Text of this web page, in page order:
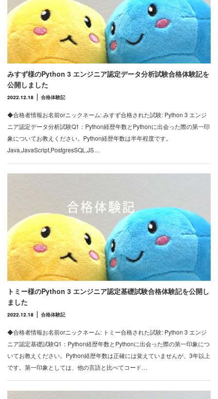
みすず様のPython 3 エンジニア認定データ分析試験合格体験記を
公開しました
2022.12.18 合格体験記
◆合格者情報お名前orニックネーム: みすず合格された試験: Python 3 エンジ
ニア認定データ分析試験Q1：Python経歴年数とPythonに出会った際の第一印
象についてお教えください。Python経歴年数は半年程度です。
Java,JavaScript,PostgresSQL,JS…
トミー様のPython 3 エンジニア認定基礎試験合格体験記を公開し
ました
2022.12.18 合格体験記
◆合格者情報お名前orニックネーム: トミー合格された試験: Python 3 エンジ
ニア認定基礎試験Q1：Python経歴年数とPythonに出会った際の第一印象につ
いてお教えください。Python経歴年数は正確には覚えていませんが、3年以上
です。第一印象としては、他の言語と比べてコード…